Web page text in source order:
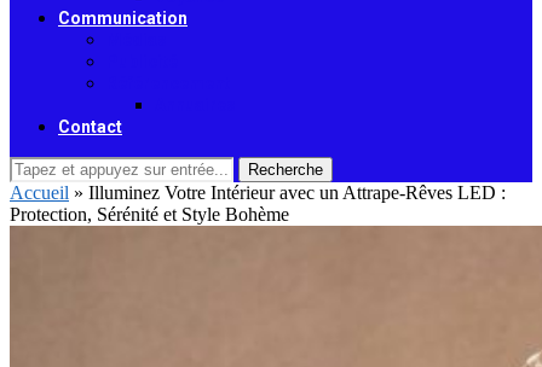
Communication
Contact
Recherche
Accueil » Illuminez Votre Intérieur avec un Attrape-Rêves LED :
Protection, Sérénité et Style Bohème